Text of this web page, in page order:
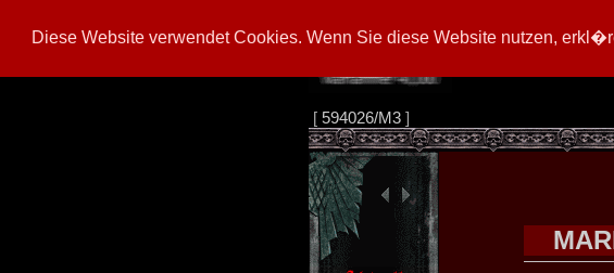
Diese Website verwendet Cookies. Wenn Sie diese Website nutzen,
[ 594026/M3]